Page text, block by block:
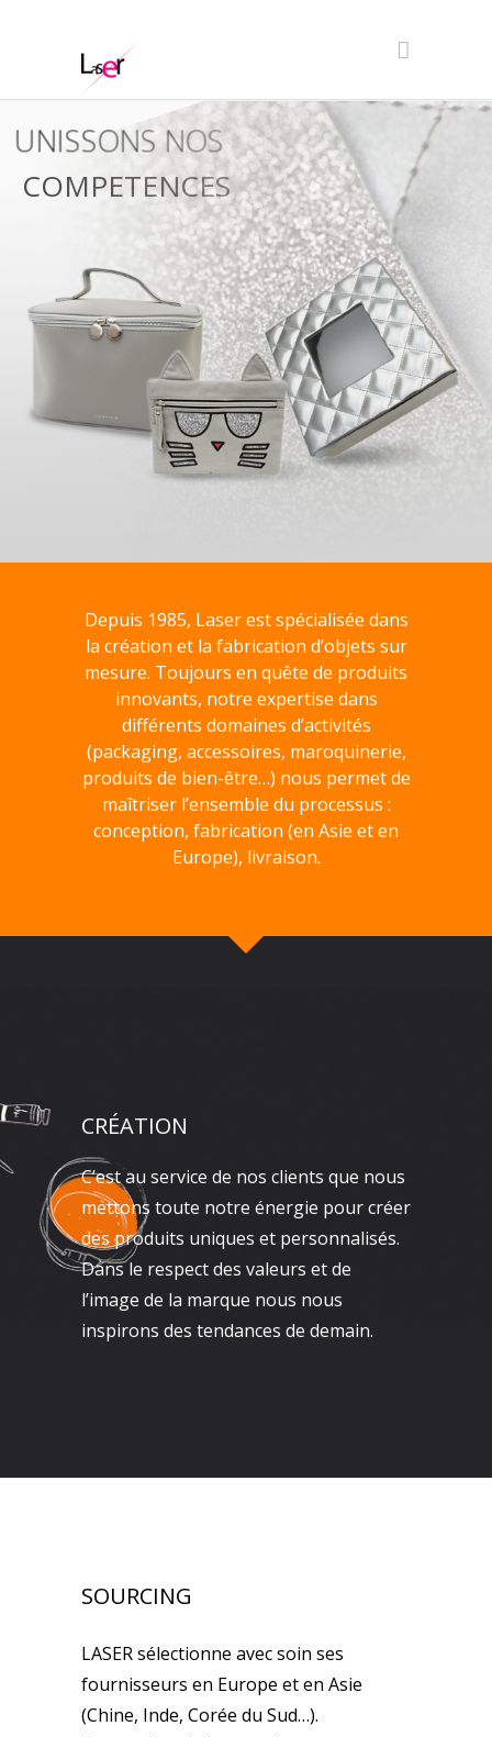
COMPETENCES
UNISSONS NOS
Depuis 1985, Laser est spécialisée dans
la création et la fabrication d’objets sur
mesure. Toujours en quête de produits
innovants, notre expertise dans
différents domaines d’activités
(packaging, accessoires, maroquinerie,
produits de bien-être…) nous permet de
maîtriser l’ensemble du processus :
conception, fabrication (en Asie et en
Europe), livraison.
CRÉATION
C’est au service de nos clients que nous
mettons toute notre énergie pour créer
des produits uniques et personnalisés.
Dans le respect des valeurs et de
l’image de la marque nous nous
inspirons des tendances de demain.
SOURCING
LASER sélectionne avec soin ses
fournisseurs en Europe et en Asie
(Chine, Inde, Corée du Sud…).